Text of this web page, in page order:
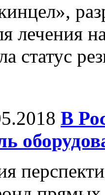
лечения
статус
В